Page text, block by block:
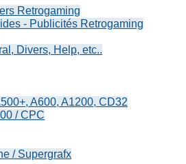
Retrogaming
- Publicités Retrogaming
Divers, Help, etc..
A600, A1200, CD32
/ CPC
/ Supergrafx